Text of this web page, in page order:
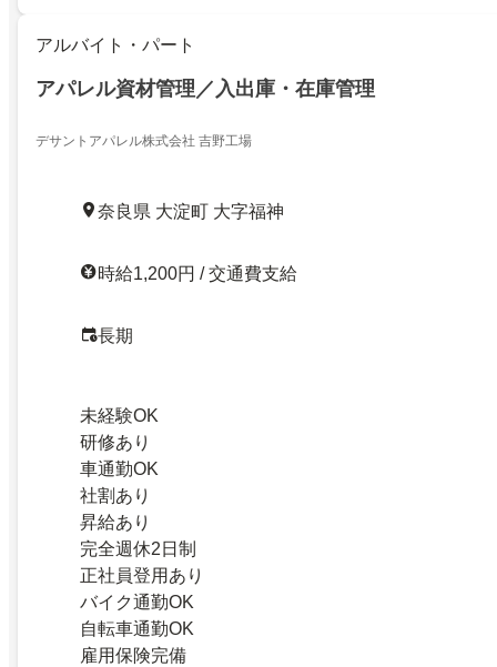
アルバイト・パート
アパレル資材管理／入出庫・在庫管理
デサントアパレル株式会社 吉野工場
奈良県 大淀町 大字福神
時給1,200円 / 交通費支給
長期
未経験OK
研修あり
車通勤OK
社割あり
昇給あり
完全週休2日制
正社員登用あり
バイク通勤OK
自転車通勤OK
雇用保険完備